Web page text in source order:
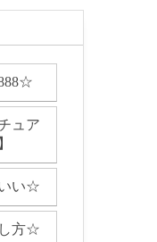
ュア
い☆
し方☆